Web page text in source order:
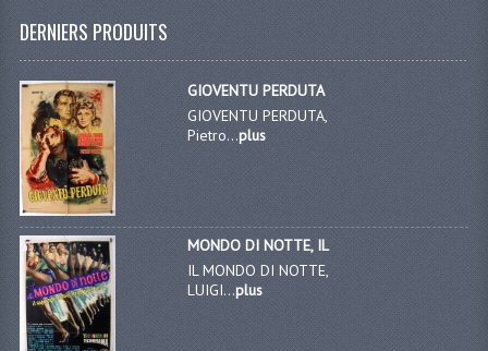
DERNIERS PRODUITS
GIOVENTU PERDUTA
GIOVENTU PERDUTA,
Pietro...plus
MONDO DI NOTTE, IL
IL MONDO DI NOTTE,
LUIGI...plus